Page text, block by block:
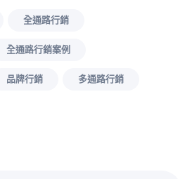
全通路行銷
全通路行銷案例
品牌行銷 多通路行銷